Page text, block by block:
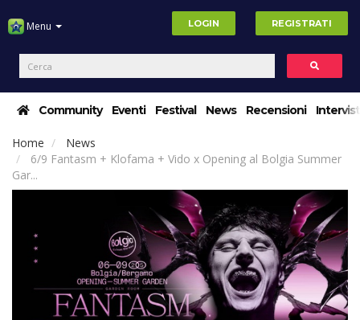
Menu LOGIN REGISTRATI
Community Eventi Festival News Recensioni
Home
News
6/9 Fantasm + Klofama + Vido x Opening al Bolgia Summer
Gar...